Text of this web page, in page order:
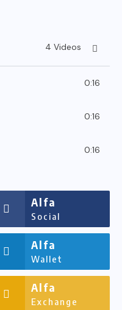
4 Videos
0:16
0:16
0:16
Alfa
Social
Alfa
Wallet
Alfa
Exchange